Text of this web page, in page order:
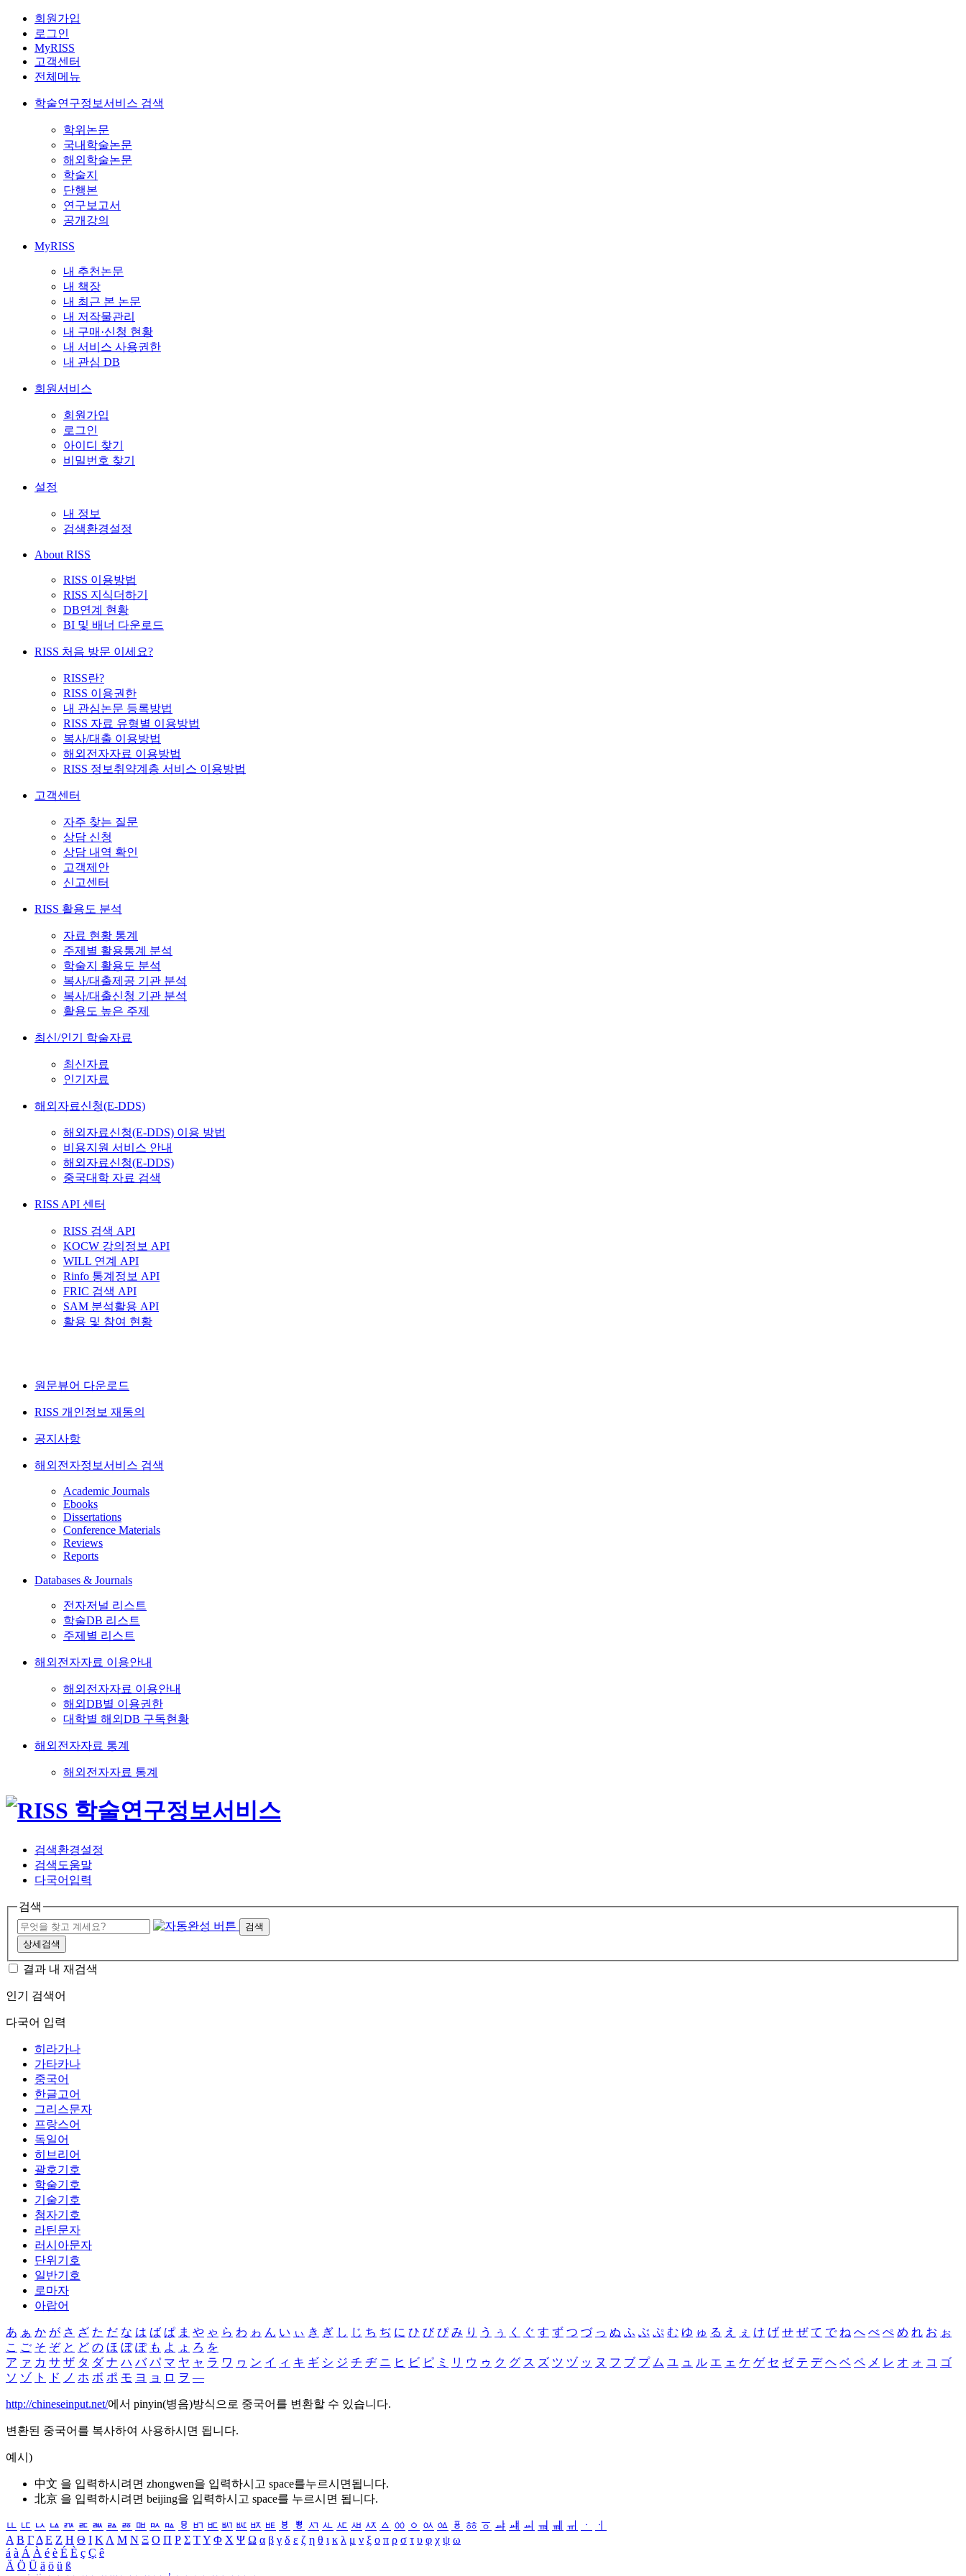
회원가입
로그인
MyRISS
고객센터
전체메뉴
학술연구정보서비스 검색
학위논문
국내학술논문
해외학술논문
학술지
단행본
연구보고서
공개강의
MyRISS
내 추천논문
내 책장
내 최근 본 논문
내 저작물관리
내 구매·신청 현황
내 서비스 사용권한
내 관심 DB
회원서비스
회원가입
로그인
아이디 찾기
비밀번호 찾기
설정
내 정보
검색환경설정
About RISS
RISS 이용방법
RISS 지식더하기
DB연계 현황
BI 및 배너 다운로드
RISS 처음 방문 이세요?
RISS란?
RISS 이용권한
내 관심논문 등록방법
RISS 자료 유형별 이용방법
복사/대출 이용방법
해외전자자료 이용방법
RISS 정보취약계층 서비스 이용방법
고객센터
자주 찾는 질문
상담 신청
상담 내역 확인
고객제안
신고센터
RISS 활용도 분석
자료 현황 통계
주제별 활용통계 분석
학술지 활용도 분석
복사/대출제공 기관 분석
복사/대출신청 기관 분석
활용도 높은 주제
최신/인기 학술자료
최신자료
인기자료
해외자료신청(E-DDS)
해외자료신청(E-DDS) 이용 방법
비용지원 서비스 안내
해외자료신청(E-DDS)
중국대학 자료 검색
RISS API 센터
RISS 검색 API
KOCW 강의정보 API
WILL 연계 API
Rinfo 통계정보 API
FRIC 검색 API
SAM 분석활용 API
활용 및 참여 현황
원문뷰어 다운로드
RISS 개인정보 재동의
공지사항
해외전자정보서비스 검색
Academic Journals
Ebooks
Dissertations
Conference Materials
Reviews
Reports
Databases & Journals
전자저널 리스트
학술DB 리스트
주제별 리스트
해외전자자료 이용안내
해외전자자료 이용안내
해외DB별 이용권한
대학별 해외DB 구독현황
해외전자자료 통계
해외전자자료 통계
검색환경설정
검색도움말
다국어입력
검색
검색
상세검색
결과 내 재검색
인기 검색어
다국어 입력
히라가나
가타카나
중국어
한글고어
그리스문자
프랑스어
독일어
히브리어
괄호기호
학술기호
기술기호
첨자기호
라틴문자
러시아문자
단위기호
일반기호
로마자
아랍어
あ ぁ か が さ ざ た だ な は ば ぱ ま や ゃ ら わ ゎ ん い ぃ き ぎ し じ ち ぢ に ひ び ぴ み り う ぅ く ぐ す ず つ づ っ ぬ ふ ぶ ぷ む ゆ ゅ る え ぇ け げ せ ぜ て で ね へ べ ぺ め れ お ぉ
こ ご そ ぞ と ど の ほ ぼ ぽ も よ ょ ろ を
ア ァ カ サ ザ タ ダ ナ ハ バ パ マ ヤ ャ ラ ワ ヮ ン イ ィ キ ギ シ ジ チ ヂ ニ ヒ ビ ピ ミ リ ウ ゥ ク グ ス ズ ツ ヅ ッ ヌ フ ブ プ ム ユ ュ ル エ ェ ケ ゲ セ ゼ テ デ ヘ ベ ペ メ レ オ ォ コ ゴ
ソ ゾ ト ド ノ ホ ボ ポ モ ヨ ョ ロ ヲ ―
http://chineseinput.net/에서 pinyin(병음)방식으로 중국어를 변환할 수 있습니다.
변환된 중국어를 복사하여 사용하시면 됩니다.
예시)
中文 을 입력하시려면 zhongwen을 입력하시고 space를누르시면됩니다.
北京 을 입력하시려면 beijing을 입력하시고 space를 누르시면 됩니다.
ㅥ ㅦ ㅧ ㅨ ㅩ ㅪ ㅫ ㅬ ㅭ ㅮ ㅯ ㅰ ㅱ ㅲ ㅳ ㅴ ㅵ ㅶ ㅷ ㅸ ㅹ ㅺ ㅻ ㅼ ㅽ ㅾ ㅿ ㆀ ㆁ ㆂ ㆃ ㆄ ㆅ ㆆ ㆇ ㆈ ㆉ ㆊ ㆋ ㆌ ㆍ
ㆎ
Α Β ΓΔ Ε Ζ Η Θ Ι ΚΛ Μ Ν Ξ Ο Π Ρ Σ ΤΥ Φ Χ Ψ Ω α β γ δ ε ζ η θ ι κ λ μ ν ξ ο π ρ σ τ υ φ χ ψ ω
á à Á À é è É È ç Ç ê
Ä Ö Ü ä ö ü ß